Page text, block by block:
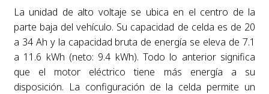
La unidad de alto voltaje se ubica en el centro de la
parte baja del vehículo. Su capacidad de celda es de 20
a 34 Ah y la capacidad bruta de energía se eleva de 7.1
a 11.6 kWh (neto: 9.4 kWh). Todo lo anterior significa
que el motor eléctrico tiene más energía a su
disposición. La configuración de la celda permite un